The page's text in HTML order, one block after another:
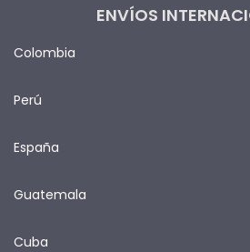
ENVÍOS
Colombia
Perú
España
Guatemala
Cuba